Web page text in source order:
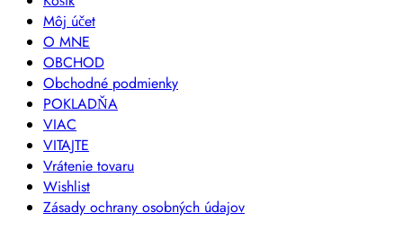
Môj účet
O MNE
OBCHOD
Obchodné podmienky
POKLADŇA
VIAC
VITAJTE
Vrátenie tovaru
Wishlist
Zásady ochrany osobných údajov